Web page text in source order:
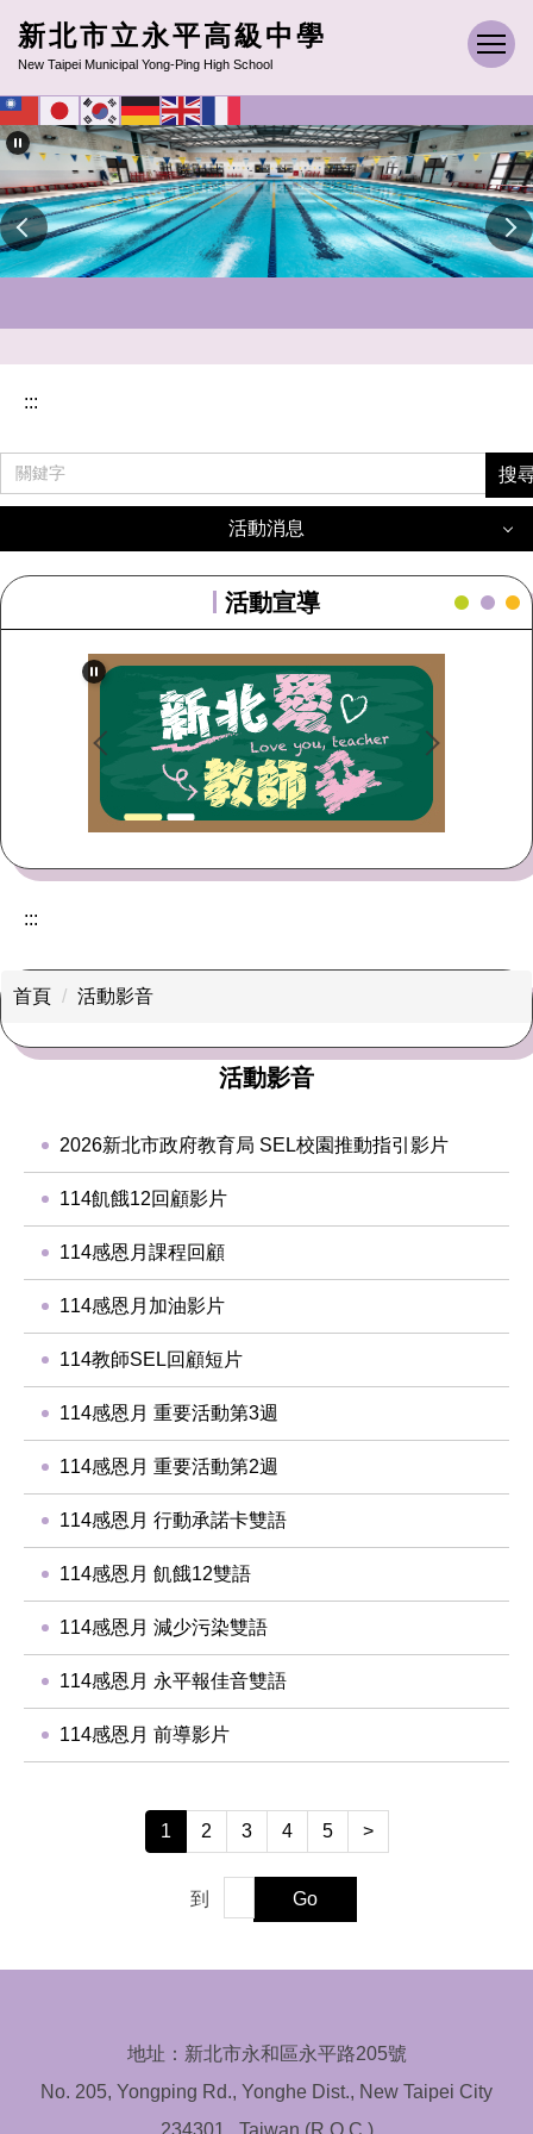
跳
到
主
要
內
容
區
新北市立永平高級中學
New Taipei Municipal Yong-Ping High School
:::
搜
活動消息
活動消息
學術成果
學生活動
最新消息
活動宣導
:::
首頁 活動影音
活動影音
2026新北市政府教育局 SEL校園推動指引影片
114飢餓12回顧影片
114感恩月課程回顧
114感恩月加油影片
114教師SEL回顧短片
114感恩月 重要活動第3週
114感恩月 重要活動第2週
114感恩月 行動承諾卡雙語
114感恩月 飢餓12雙語
114感恩月 減少污染雙語
114感恩月 永平報佳音雙語
114感恩月 前導影片
1 2 3 4 5 >
到 Go
地址：新北市永和區永平路205號
No. 205, Yongping Rd., Yonghe Dist., New Taipei City